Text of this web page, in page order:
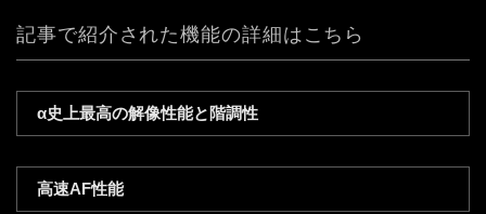
記事で紹介された機能の詳細はこちら
α史上最高の解像性能と階調性
高速AF性能